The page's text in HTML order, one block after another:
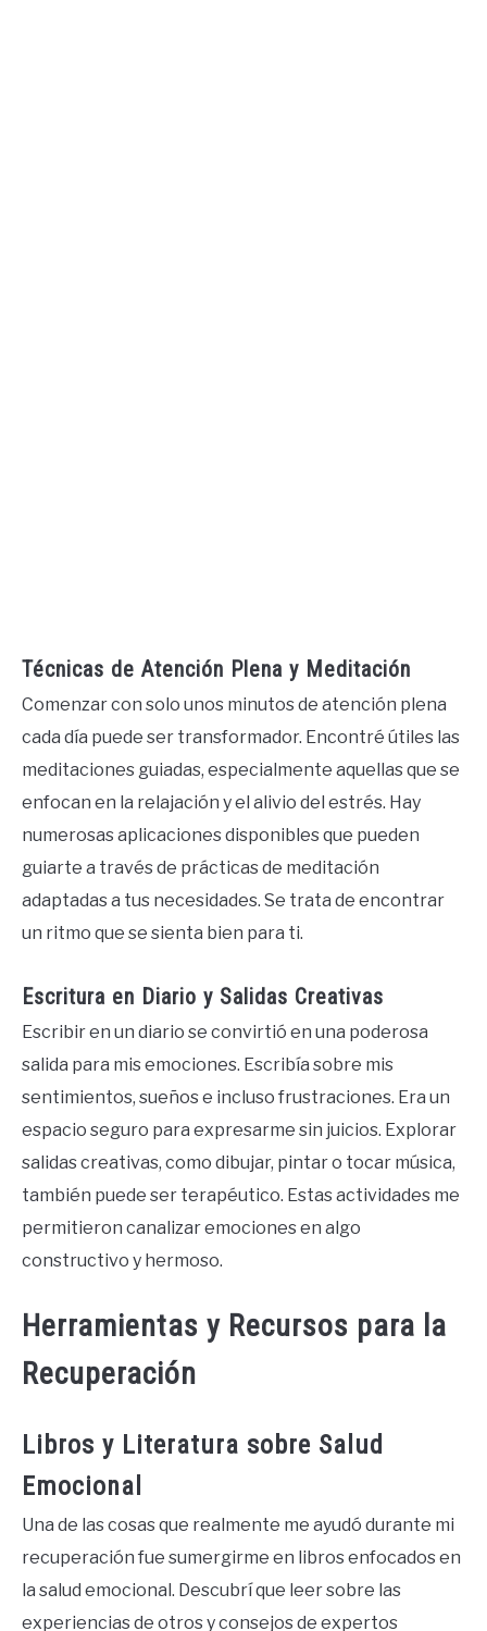
Técnicas de Atención Plena y Meditación
Comenzar con solo unos minutos de atención plena
cada día puede ser transformador. Encontré útiles las
meditaciones guiadas, especialmente aquellas que se
enfocan en la relajación y el alivio del estrés. Hay
numerosas aplicaciones disponibles que pueden
guiarte a través de prácticas de meditación
adaptadas a tus necesidades. Se trata de encontrar
un ritmo que se sienta bien para ti.
Escritura en Diario y Salidas Creativas
Escribir en un diario se convirtió en una poderosa
salida para mis emociones. Escribía sobre mis
sentimientos, sueños e incluso frustraciones. Era un
espacio seguro para expresarme sin juicios. Explorar
salidas creativas, como dibujar, pintar o tocar música,
también puede ser terapéutico. Estas actividades me
permitieron canalizar emociones en algo
constructivo y hermoso.
Herramientas y Recursos para la
Recuperación
Libros y Literatura sobre Salud
Emocional
Una de las cosas que realmente me ayudó durante mi
recuperación fue sumergirme en libros enfocados en
la salud emocional. Descubrí que leer sobre las
experiencias de otros y consejos de expertos